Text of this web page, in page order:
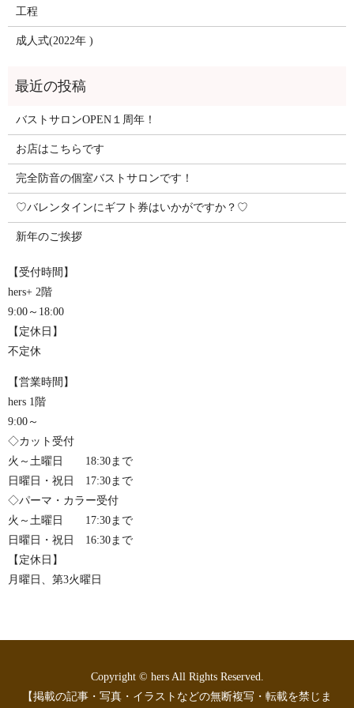
工程
成人式(2022年 )
バストサロンOPEN１周年！
お店はこちらです
完全防音の個室バストサロンです！
♡バレンタインにギフト券はいかがですか？♡
新年のご挨拶
【受付時間】
hers+ 2階
9:00～18:00
【定休日】
不定休
【営業時間】
hers 1階
9:00～
◇カット受付
火～土曜日 18:30まで
日曜日・祝日 17:30まで
◇パーマ・カラー受付
火～土曜日 17:30まで
日曜日・祝日 16:30まで
【定休日】
月曜日、第3火曜日
Copyright © hers All Rights Reserved.
【掲載の記事・写真・イラストなどの無断複写・転載を禁じま